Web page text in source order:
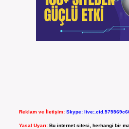
Reklam ve İletişim: Skype:
Yasal Uyarı: Bu internet sitesi, herhangi bir